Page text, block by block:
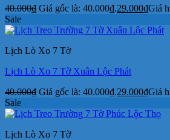
40.000₫ Giá gốc là: 40.000₫.29.000₫Giá
Sale
Lịch Lò Xo 7 Tờ
Lịch Lò Xo 7 Tờ Xuân Lộc Phát
40.000₫ Giá gốc là: 40.000₫.29.000₫Giá
Sale
Lịch Lò Xo 7 Tờ